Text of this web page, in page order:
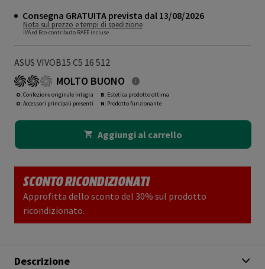
Consegna GRATUITA prevista dal 13/08/2026
Nota sul prezzo e tempi di spedizione
IVA ed Eco-contributo RAEE incluse
ASUS VIVOB15 C5 16 512
MOLTO BUONO
O: Confezione originale integra
O: Accessori principali presenti
B: Estetica prodotto ottima
N: Prodotto funzionante
Aggiungi al carrello
SCONTO RICONDIZIONATI
Approfitta dello sconto del 30% sul prodotto
ricondizionato.
Descrizione